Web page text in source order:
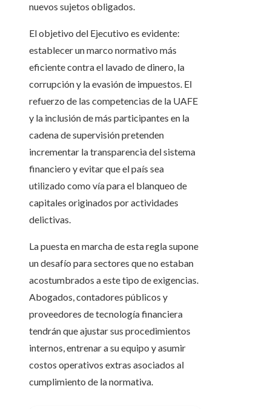
nuevos sujetos obligados.
El objetivo del Ejecutivo es evidente:
establecer un marco normativo más
eficiente contra el lavado de dinero, la
corrupción y la evasión de impuestos. El
refuerzo de las competencias de la UAFE
y la inclusión de más participantes en la
cadena de supervisión pretenden
incrementar la transparencia del sistema
financiero y evitar que el país sea
utilizado como vía para el blanqueo de
capitales originados por actividades
delictivas.
La puesta en marcha de esta regla supone
un desafío para sectores que no estaban
acostumbrados a este tipo de exigencias.
Abogados, contadores públicos y
proveedores de tecnología financiera
tendrán que ajustar sus procedimientos
internos, entrenar a su equipo y asumir
costos operativos extras asociados al
cumplimiento de la normativa.